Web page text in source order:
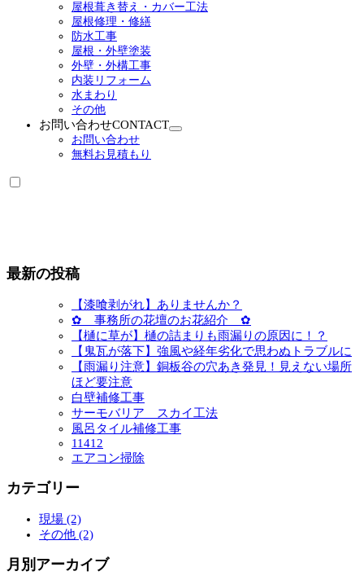
メ
ュ
ー
を
屋根葺き替え・カバー工法
屋根修理・修繕
防水工事
屋根・外壁塗装
外壁・外構工事
内装リフォーム
水まわり
その他
お問い合わせCONTACT
サ
お問い合わせ
無料お見積もり
最新の投稿
【漆喰剥がれ】ありませんか？
✿ 事務所の花壇のお花紹介 ✿
【樋に草が】樋の詰まりも雨漏りの原因に！？
【鬼瓦が落下】強風や経年劣化で思わぬトラブルに
【雨漏り注意】銅板谷の穴あき発見！見えない場所
ほど要注意
白壁補修工事
サーモバリア スカイ工法
風呂タイル補修工事
11412
エアコン掃除
カテゴリー
現場 (2)
その他 (2)
月別アーカイブ